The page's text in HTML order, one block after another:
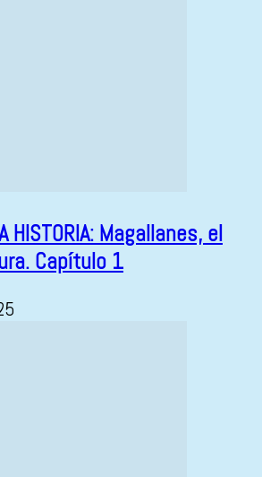
HISTORIA: Magallanes, el
Capítulo 1